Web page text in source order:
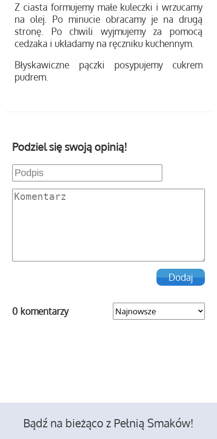
Z ciasta formujemy małe kuleczki i wrzucamy
na olej. Po minucie obracamy je na drugą
stronę. Po chwili wyjmujemy za pomocą
cedzaka i układamy na ręczniku kuchennym.
Błyskawiczne pączki posypujemy cukrem
pudrem.
Podziel się swoją opinią!
0 komentarzy
Bądź na bieżąco z Pełnią Smaków!